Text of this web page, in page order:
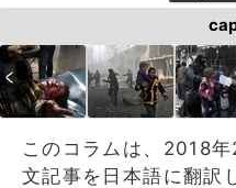
このコラムは、2018
文記事を日本語に翻訳